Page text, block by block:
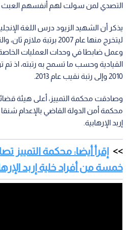
التصدي لمن سولت لهم أنفسهم العبث
يذكر أن الشهيد الزيود درس اللغة
ليتخرج منها عام 2007 برتبة
وعمل ضابطا في وحدات العمليات
2010 وإلى رتبة نقيب عام 2013.
وصادقت محكمة التمييز، أعلى هيئة
محكمة أمن الدولة القاضي بالإعدام
إربد الإرهابية.
إقرأ أيضا: محكمة التمييز
خمسة من أفراد خلية إربد